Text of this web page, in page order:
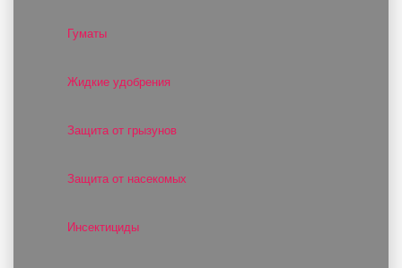
Гуматы
Жидкие удобрения
Защита от грызунов
Защита от насекомых
Инсектициды